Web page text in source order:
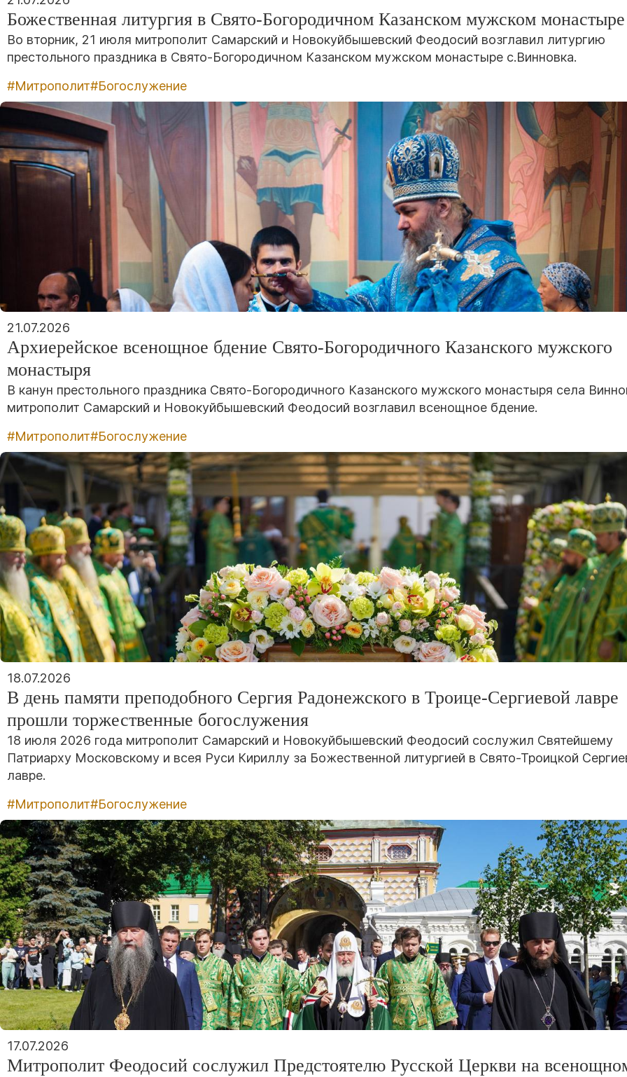
Божественная литургия в Свято-Богородичном Казанском мужском монастыре
Во вторник, 21 июля митрополит Самарский и Новокуйбышевский Феодосий возглавил литургию
престольного праздника в Свято-Богородичном Казанском мужском монастыре с.Винновка.
#Митрополит#Богослужение
21.07.2026
Архиерейское всенощное бдение Свято-Богородичного Казанского мужского
монастыря
В канун престольного праздника Свято-Богородичного Казанского мужского монастыря села
митрополит Самарский и Новокуйбышевский Феодосий возглавил всенощное бдение.
#Митрополит#Богослужение
18.07.2026
В день памяти преподобного Сергия Радонежского в Троице-Сергиевой лавре
прошли торжественные богослужения
18 июля 2026 года митрополит Самарский и Новокуйбышевский Феодосий сослужил Святейшему
Патриарху Московскому и всея Руси Кириллу за Божественной литургией в Свято-Троицкой
лавре.
#Митрополит#Богослужение
17.07.2026
Митрополит Феодосий сослужил Предстоятелю Русской Церкви на